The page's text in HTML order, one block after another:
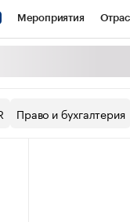
Мероприятия
СПб Спецпроекты
Право и бухгалтерия